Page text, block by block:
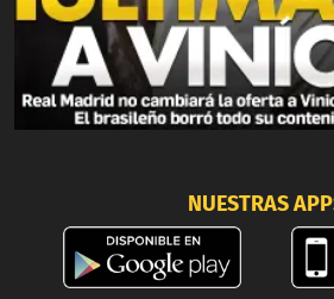
NUESTRAS